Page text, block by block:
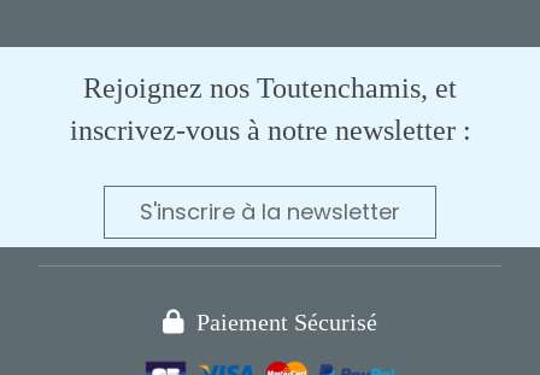
Rejoignez nos Toutenchamis, et
inscrivez-vous à notre newsletter :
S'inscrire à la newsletter
 Paiement Sécurisé